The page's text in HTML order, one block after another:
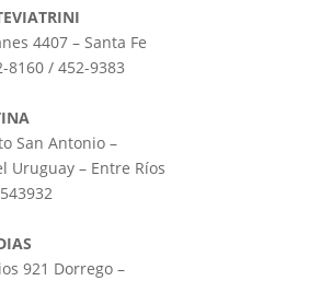
4407 – Santa Fe
8160 / 452-9383
San Antonio –
Uruguay – Entre Ríos
921 Dorrego –